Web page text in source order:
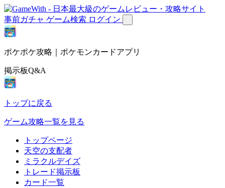
事前ガチャ ゲーム検索 ログイン
ポケポケ攻略｜ポケモンカードアプリ
掲示板Q&A
トップに戻る
ゲーム攻略一覧を見る
トップページ
天空の支配者
ミラクルデイズ
トレード掲示板
カード一覧